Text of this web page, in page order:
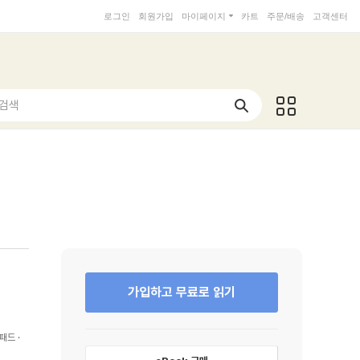
로그인 회원가입 마이페이지 카트 주문/배송 고객센터
색
드
가입하고 무료로 읽기